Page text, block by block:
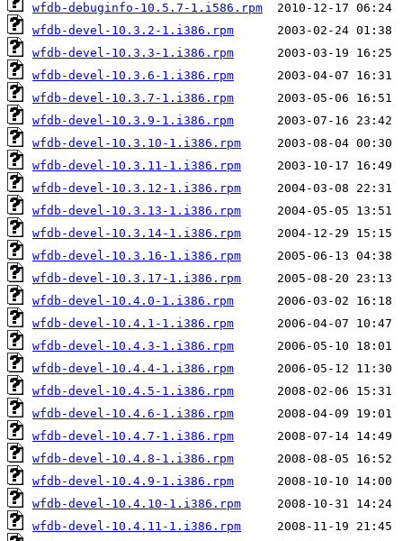
wfdb-debuginfo-10.5.7-1.i586.rpm
wfdb-devel-10.3.2-1.i386.rpm
wfdb-devel-10.3.3-1.i386.rpm
wfdb-devel-10.3.6-1.i386.rpm
wfdb-devel-10.3.7-1.i386.rpm
wfdb-devel-10.3.9-1.i386.rpm
wfdb-devel-10.3.10-1.i386.rpm
wfdb-devel-10.3.11-1.i386.rpm
wfdb-devel-10.3.12-1.i386.rpm
wfdb-devel-10.3.13-1.i386.rpm
wfdb-devel-10.3.14-1.i386.rpm
wfdb-devel-10.3.16-1.i386.rpm
wfdb-devel-10.3.17-1.i386.rpm
wfdb-devel-10.4.0-1.i386.rpm
wfdb-devel-10.4.1-1.i386.rpm
wfdb-devel-10.4.3-1.i386.rpm
wfdb-devel-10.4.4-1.i386.rpm
wfdb-devel-10.4.5-1.i386.rpm
wfdb-devel-10.4.6-1.i386.rpm
wfdb-devel-10.4.7-1.i386.rpm
wfdb-devel-10.4.8-1.i386.rpm
wfdb-devel-10.4.9-1.i386.rpm
wfdb-devel-10.4.10-1.i386.rpm
wfdb-devel-10.4.11-1.i386.rpm